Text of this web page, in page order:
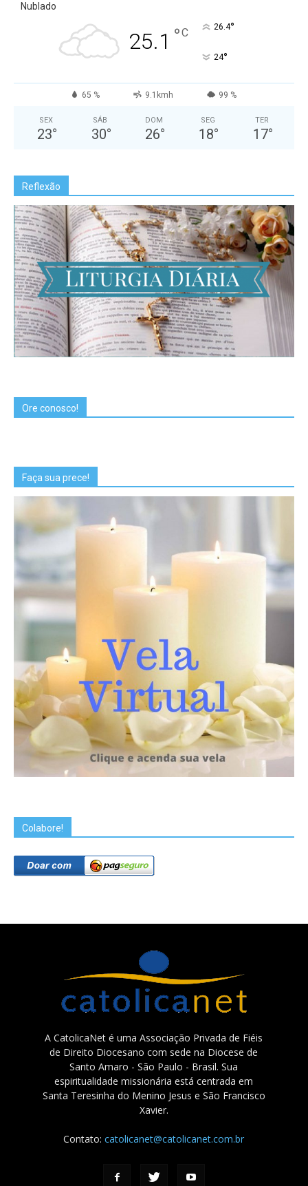
Nublado
25.1 °C 26.4°
24°
65 % 9.1kmh 99 %
SEX
23°
SÁB
30°
DOM
26°
SEG
18°
TER
17°
Reflexão
Ore conosco!
Faça sua prece!
Colabore!
A CatolicaNet é uma Associação Privada de Fiéis
de Direito Diocesano com sede na Diocese de
Santo Amaro - São Paulo - Brasil. Sua
espiritualidade missionária está centrada em
Santa Teresinha do Menino Jesus e São Francisco
Xavier.
Contato:catolicanet@catolicanet.com.br